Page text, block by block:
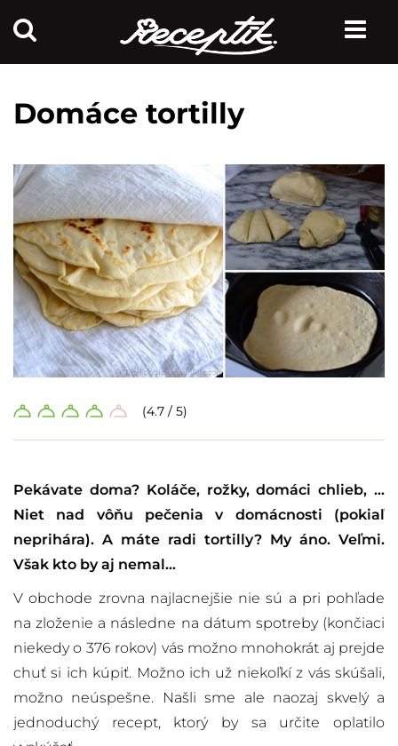
Domáce tortilly
(4.7 / 5)
Pekávate doma? Koláče, rožky, domáci chlieb, …
Niet nad vôňu pečenia v domácnosti (pokiaľ
neprihára). A máte radi tortilly? My áno. Veľmi.
Však kto by aj nemal…
V obchode zrovna najlacnejšie nie sú a pri pohľade
na zloženie a následne na dátum spotreby (končiaci
niekedy o 376 rokov) vás možno mnohokrát aj prejde
chuť si ich kúpiť. Možno ich už niekoľkí z vás skúšali,
možno neúspešne. Našli sme ale naozaj skvelý a
jednoduchý recept, ktorý by sa určite oplatilo